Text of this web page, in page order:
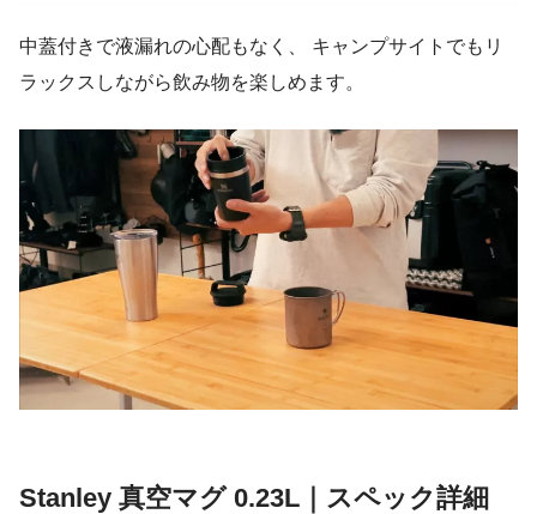
中蓋付きで液漏れの心配もなく、 キャンプサイトでもリ
ラックスしながら飲み物を楽しめます。
Stanley 真空マグ 0.23L｜スペック詳細